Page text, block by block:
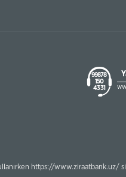
99878
150
43 31
https://www.ziraatbank.uz/